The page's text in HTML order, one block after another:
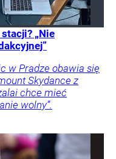
„Nie
w Pradze obawia się
Skydance z
chce mieć
wolny”.